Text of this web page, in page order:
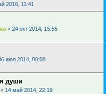
2016, 11:41
« 24 окт 2014, 15:55
июл 2014, 08:08
души
« 14 май 2014, 22:19